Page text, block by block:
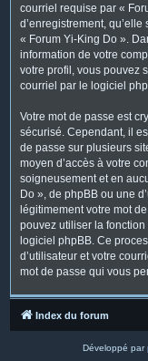
courriel requise par «
d’enregistrement,
« Forum Yi-King Do ».
information de votre
votre profil, vous pouvez
courriel par le logiciel
Votre mot de passe est
sécurisé. Cependant, il
de passe sur plusieurs
moyen d’accès à votre
soigneusement et en
Do », de phpBB ou une
légitimement votre mot
pouvez utiliser la
logiciel phpBB. Ce
d’utilisateur et votre
mot de passe qui vous
Index du forum
Développé par